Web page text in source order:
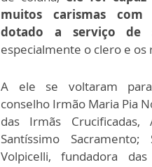
muitos carismas
dotado a serviço de
especialmente o clero e os
A ele se voltaram
conselho Irmão Maria Pia
das Irmãs Crucificadas,
Santíssimo Sacramento;
Volpicelli, fundadora